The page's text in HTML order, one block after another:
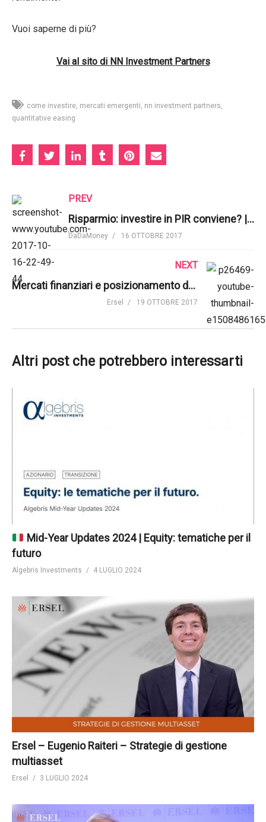
Vuoi saperne di più?
Vai al sito di NN Investment Partners
come investire mercati emergenti nn investment partners
quantitative easing
PREV
Risparmio: investire in PIR conviene? | Mercati Che Fare
DaDaMoney 16 OTTOBRE 2017
NEXT
Mercati finanziari e posizionamento dei portafogli di investimento | Ersel
Ersel 19 OTTOBRE 2017
Altri post che potrebbero interessarti
Mid-Year Updates 2024 | Equity: tematiche per il
futuro
Algebris Investments 4 LUGLIO 2024
Ersel – Eugenio Raiteri – Strategie di gestione
multiasset
Ersel 3 LUGLIO 2024